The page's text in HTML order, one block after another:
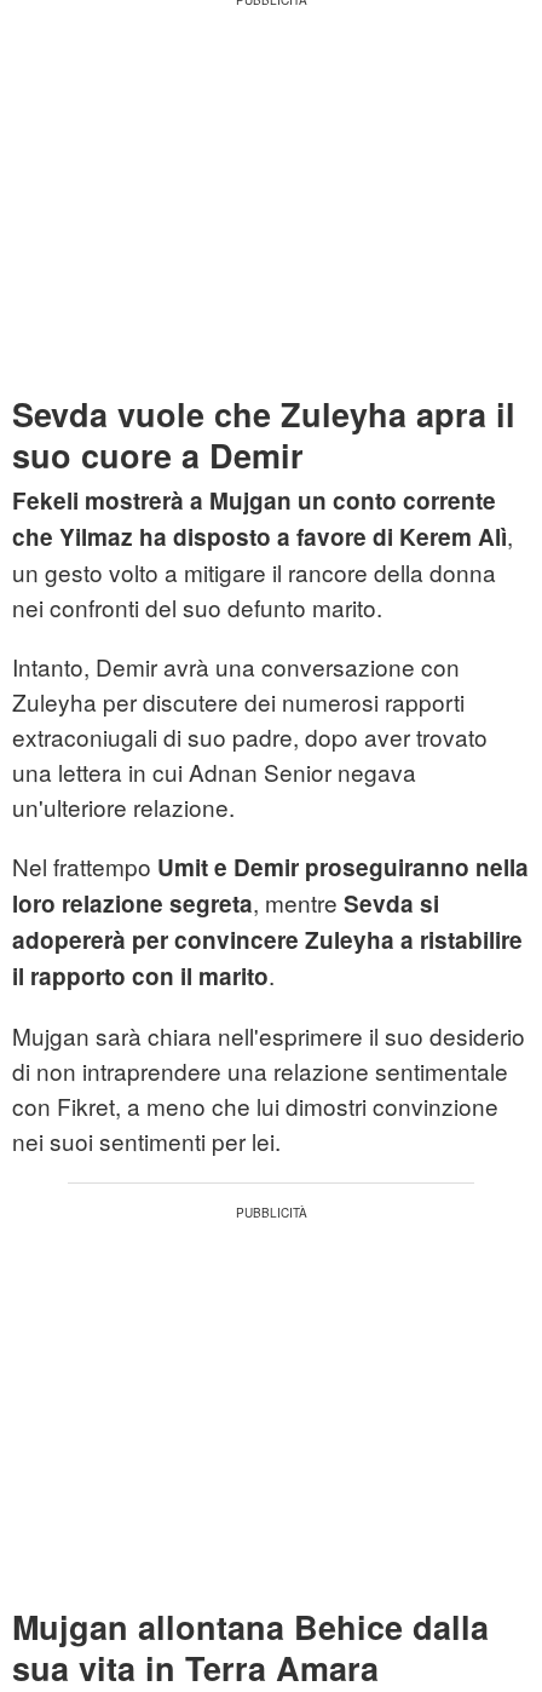
Sevda vuole che Zuleyha apra il
suo cuore a Demir
Fekeli mostrerà a Mujgan un conto corrente
che Yilmaz ha disposto a favore di Kerem Alì,
un gesto volto a mitigare il rancore della donna
nei confronti del suo defunto marito.
Intanto, Demir avrà una conversazione con
Zuleyha per discutere dei numerosi rapporti
extraconiugali di suo padre, dopo aver trovato
una lettera in cui Adnan Senior negava
un'ulteriore relazione.
Nel frattempo Umit e Demir proseguiranno nella
loro relazione segreta, mentre Sevda si
adopererà per convincere Zuleyha a ristabilire
il rapporto con il marito.
Mujgan sarà chiara nell'esprimere il suo desiderio
di non intraprendere una relazione sentimentale
con Fikret, a meno che lui dimostri convinzione
nei suoi sentimenti per lei.
Mujgan allontana Behice dalla
sua vita in Terra Amara